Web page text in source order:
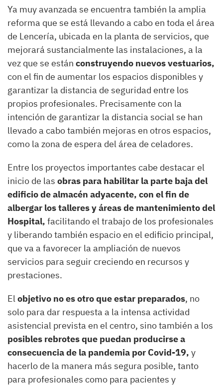
Ya muy avanzada se encuentra también la amplia
reforma que se está llevando a cabo en toda el área
de Lencería, ubicada en la planta de servicios, que
mejorará sustancialmente las instalaciones, a la
vez que se están construyendo nuevos vestuarios,
con el fin de aumentar los espacios disponibles y
garantizar la distancia de seguridad entre los
propios profesionales. Precisamente con la
intención de garantizar la distancia social se han
llevado a cabo también mejoras en otros espacios,
como la zona de espera del área de celadores.
Entre los proyectos importantes cabe destacar el
inicio de las obras para habilitar la parte baja del
edificio de almacén adyacente, con el fin de
albergar los talleres y áreas de mantenimiento del
Hospital, facilitando el trabajo de los profesionales
y liberando también espacio en el edificio principal,
que va a favorecer la ampliación de nuevos
servicios para seguir creciendo en recursos y
prestaciones.
Elobjetivo no es otro que estar preparados, no
solo para dar respuesta a la intensa actividad
asistencial prevista en el centro, sino también a los
posibles rebrotes que puedan producirse a
consecuencia de la pandemia por Covid-19, y
hacerlo de la manera más segura posible, tanto
para profesionales como para pacientes y